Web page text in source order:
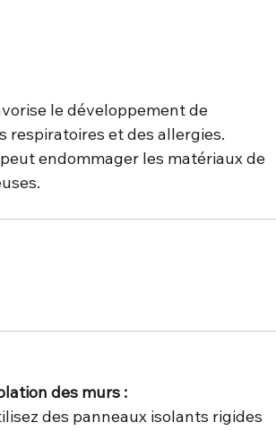
le développement de
respiratoires et des allergies.
endommager les matériaux de
des murs :
des panneaux isolants rigides